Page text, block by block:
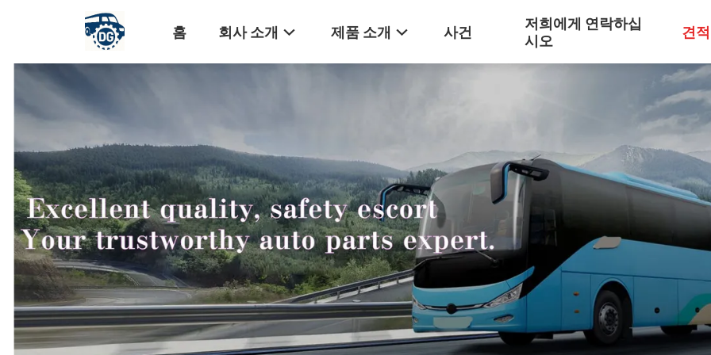
홈 회사 소개 제품 소개 사건
저희에게 연락하십
시오
견